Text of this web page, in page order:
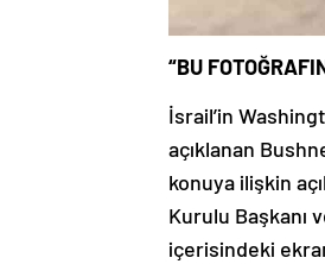
“BU
İsrail’in
açıklanan
konuya ilişkin
Kurulu Başkanı
içerisindeki